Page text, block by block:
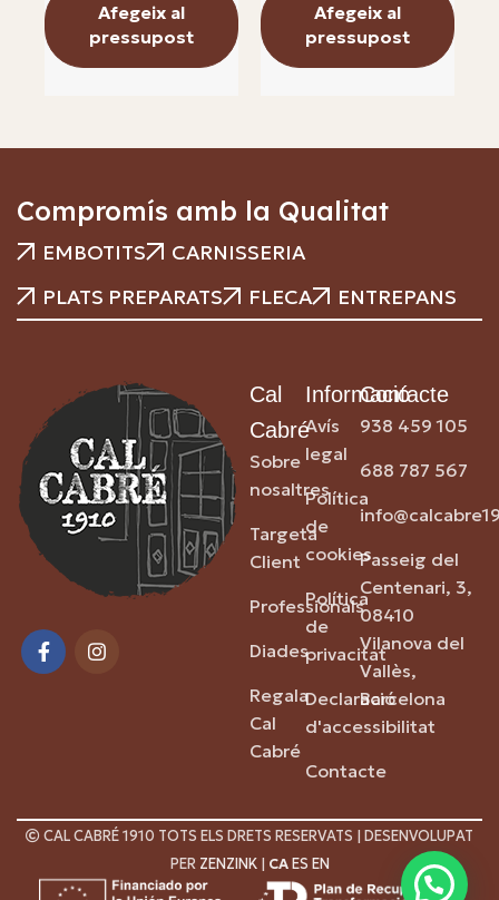
Afegeix al
pressupost
Afegeix al
pressupost
Compromís amb la Qualitat
EMBOTITS
CARNISSERIA
PLATS PREPARATS
FLECA ENTREPANS
Cal
Cabré
Sobre
nosaltres
Targeta
Client
Professionals
Diades
Regala
Cal
Cabré
Informació
Avís
legal
Política
de
cookies
Política
de
privacitat
Declaració
d'accessibilitat
Contacte
Contacte
938 459 105
688 787 567
Passeig del
Centenari, 3,
08410
Vilanova del
Vallès,
Barcelona
CAL CABRÉ 1910 TOTS ELS DRETS RESERVATS | DESENVOLUPAT
PER ZENZINK| CA ES EN